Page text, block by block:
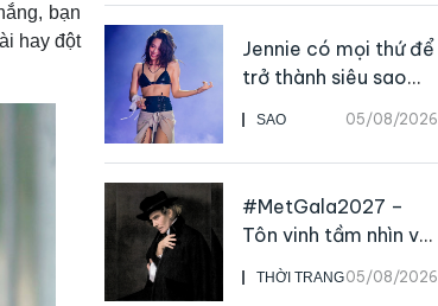
bạn
hay đột
SAO 05/08/2026
Jennie có mọi thứ để
trở thành siêu sao
live
THỜI TRANG05/08/2026
#MetGala2027 –
Tôn vinh tầm nhìn và
sức ảnh hưởng sâu
rộng của NTK John